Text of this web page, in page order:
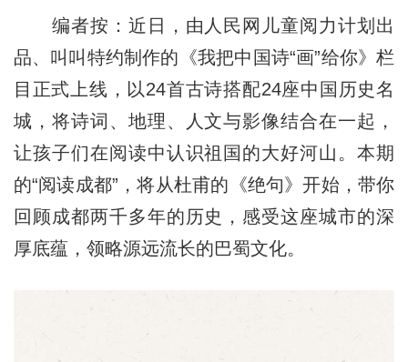
编者按：近日，由人民网儿童阅力计划出
品、叫叫特约制作的《我把中国诗“画”给你》栏
目正式上线，以24首古诗搭配24座中国历史名
城，将诗词、地理、人文与影像结合在一起，
让孩子们在阅读中认识祖国的大好河山。本期
的“阅读成都”，将从杜甫的《绝句》开始，带你
回顾成都两千多年的历史，感受这座城市的深
厚底蕴，领略源远流长的巴蜀文化。